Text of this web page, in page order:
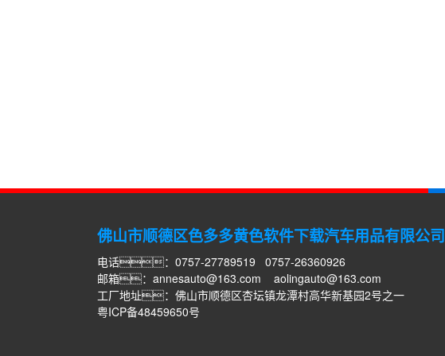
佛山市顺德区色多多黄色软件下载汽车用品有限公司
电话：0757-27789519 0757-26360926
邮箱： annesauto@163.com
aolingauto@163.com
工厂地址：佛山市顺德区杏坛镇龙潭村高华新基园2号之一
粤ICP备48459650号